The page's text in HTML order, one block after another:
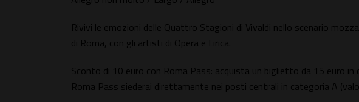
Rivivi le emozioni delle Quattro Stagioni di Vivaldi nello scenario
di Roma, con gli artisti di Opera e Lirica.
Sconto di 10 euro con Roma Pass: acquista un biglietto da 15 euro
Roma Pass siederai direttamente nei posti centrali in categoria A